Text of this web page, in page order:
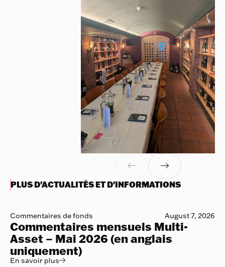
 
PLUS D'ACTUALITÉS ET D'INFORMATIONS
Commentaires de fonds August 7, 2026
Commentaires mensuels Multi-
Asset – Mai 2026 (en anglais
uniquement)
En savoir plus
En savoir plus